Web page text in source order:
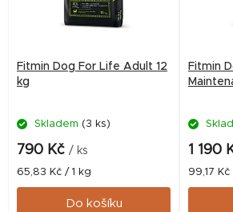
o
Fitmin Dog For Life Adult 12
kg
Skladem (3 ks)
790 Kč / ks
Měrná
cena:
65,83 Kč / 1 kg
Do košíku
Fitmin
je
5,0
1 190
Měrná
cena:
99,17 Kč